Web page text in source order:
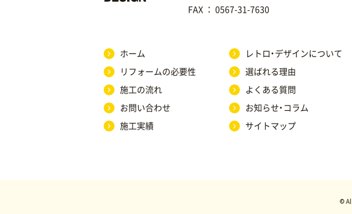
FAX ： 0567-31-7630
ホーム
リフォームの必要性
施工の流れ
お問い合わせ
施工実績
レトロ・デザインについて
選ばれる理由
よくある質問
お知らせ・コラム
サイトマップ
©